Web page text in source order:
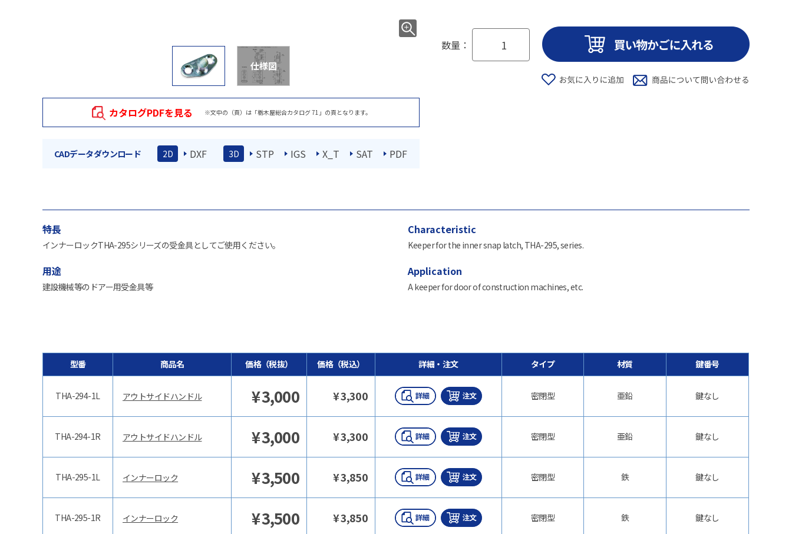
仕様図
カタログPDFを見る ※文中の（頁）は「栃木屋総合カタログ 71」の頁となります。
CADデータダウンロード 2D DXF 3D STP IGS X_T SAT PDF
数量：
特長
インナーロックTHA-295シリーズの受金具としてご使用ください。
Characteristic
Keeper for the inner snap latch, THA-295, series.
用途
建設機械等のドアー用受金具等
Application
A keeper for door of construction machines, etc.
型番 商品名 価格（税抜） 価格（税込） 詳細・注文
THA-294-1L アウトサイドハンドル ¥3,000 ¥3,300
THA-294-1R アウトサイドハンドル ¥3,000 ¥3,300
THA-295-1L インナーロック ¥3,500 ¥3,850
THA-295-1R インナーロック ¥3,500 ¥3,850
タイプ 材質 鍵番号
密閉型 亜鉛 鍵なし
密閉型 亜鉛 鍵なし
密閉型 鉄 鍵なし
密閉型 鉄 鍵なし